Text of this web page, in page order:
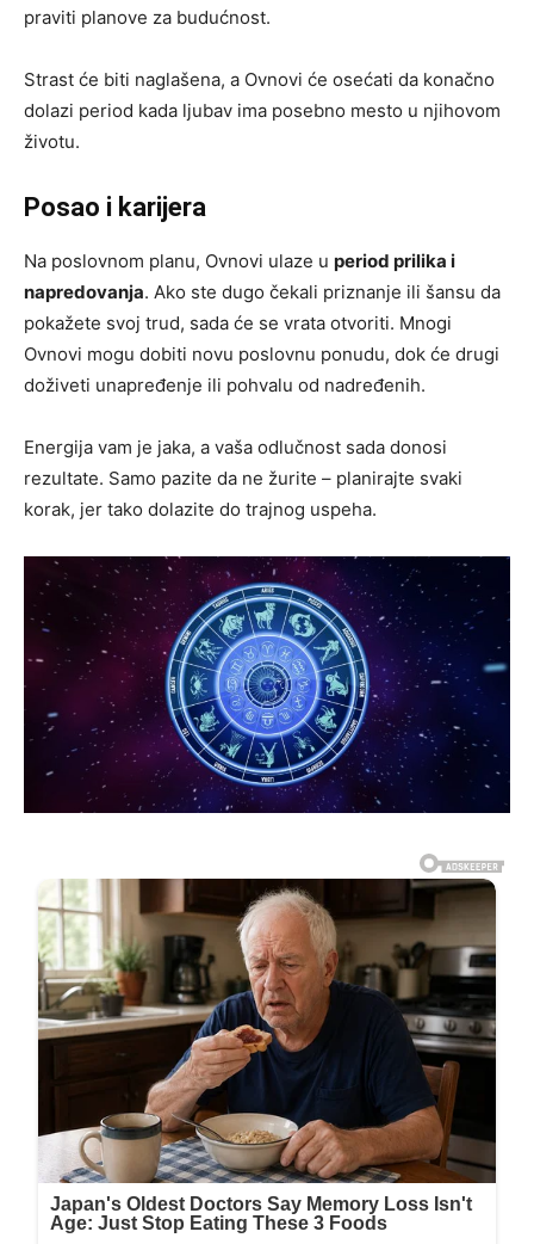
praviti planove za budućnost.
Strast će biti naglašena, a Ovnovi će osećati da konačno
dolazi period kada ljubav ima posebno mesto u njihovom
životu.
Posao i karijera
Na poslovnom planu, Ovnovi ulaze u period prilika i
napredovanja. Ako ste dugo čekali priznanje ili šansu da
pokažete svoj trud, sada će se vrata otvoriti. Mnogi
Ovnovi mogu dobiti novu poslovnu ponudu, dok će drugi
doživeti unapređenje ili pohvalu od nadređenih.
Energija vam je jaka, a vaša odlučnost sada donosi
rezultate. Samo pazite da ne žurite – planirajte svaki
korak, jer tako dolazite do trajnog uspeha.